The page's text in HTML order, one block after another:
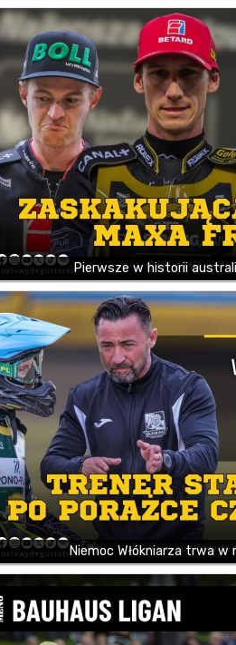
Pierwsze w historii
Niemoc Włókniarza trwa w